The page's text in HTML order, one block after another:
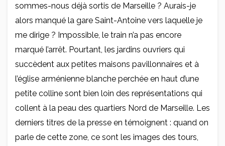
sommes-nous déjà sortis de Marseille ? Aurais-je
alors manqué la gare Saint-Antoine vers laquelle je
me dirige ? Impossible, le train n’a pas encore
marqué l’arrêt. Pourtant, les jardins ouvriers qui
succèdent aux petites maisons pavillonnaires et à
l’église arménienne blanche perchée en haut d’une
petite colline sont bien loin des représentations qui
collent à la peau des quartiers Nord de Marseille. Les
derniers titres de la presse en témoignent : quand on
parle de cette zone, ce sont les images des tours,